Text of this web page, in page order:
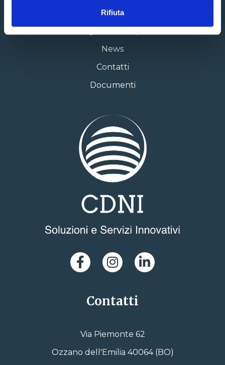
Rifiuta
I Servizi
News
Contatti
Documenti
Contatti
Via Piemonte 62
Ozzano dell'Emilia 40064 (BO)